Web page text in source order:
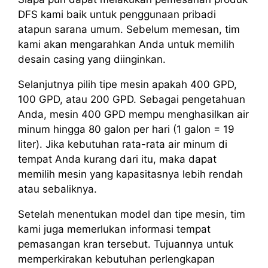
DFS kami baik untuk penggunaan pribadi
atapun sarana umum. Sebelum memesan, tim
kami akan mengarahkan Anda untuk memilih
desain casing yang diinginkan.
Selanjutnya pilih tipe mesin apakah 400 GPD,
100 GPD, atau 200 GPD. Sebagai pengetahuan
Anda, mesin 400 GPD mempu menghasilkan air
minum hingga 80 galon per hari (1 galon = 19
liter). Jika kebutuhan rata-rata air minum di
tempat Anda kurang dari itu, maka dapat
memilih mesin yang kapasitasnya lebih rendah
atau sebaliknya.
Setelah menentukan model dan tipe mesin, tim
kami juga memerlukan informasi tempat
pemasangan kran tersebut. Tujuannya untuk
memperkirakan kebutuhan perlengkapan